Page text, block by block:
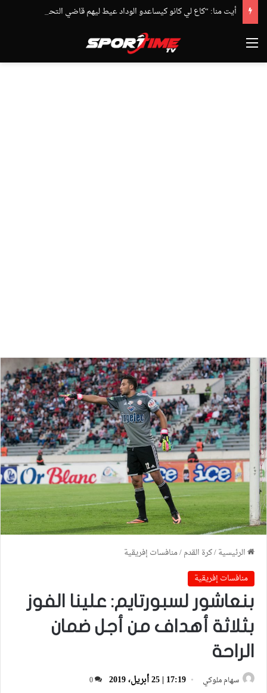
القائمة
الرئيسية/كرة القدم/منافسات إفريقية
منافسات إفريقية
بنعاشور لسبورتايم: علينا الفوز
بثلاثة أهداف من أجل ضمان
الراحة
سهام ملوكي 17:19 | 25 أبريل، 2019 0